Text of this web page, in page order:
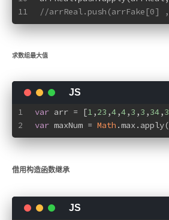
11
//arrReal.push(arrFake[0]
求数组最大值
1
2
var arr = [1,23 ,4,4,3 ,3 ,34,3
var maxNum = Math .max.apply(
借用构造函数继承